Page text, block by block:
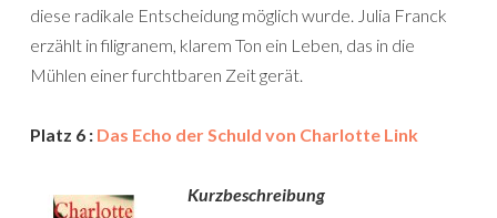
diese radikale Entscheidung möglich wurde. Julia Franck
erzählt in filigranem, klarem Ton ein Leben, das in die
Mühlen einer furchtbaren Zeit gerät.
Platz 6 : Das Echo der Schuld von Charlotte Link
Kurzbeschreibung